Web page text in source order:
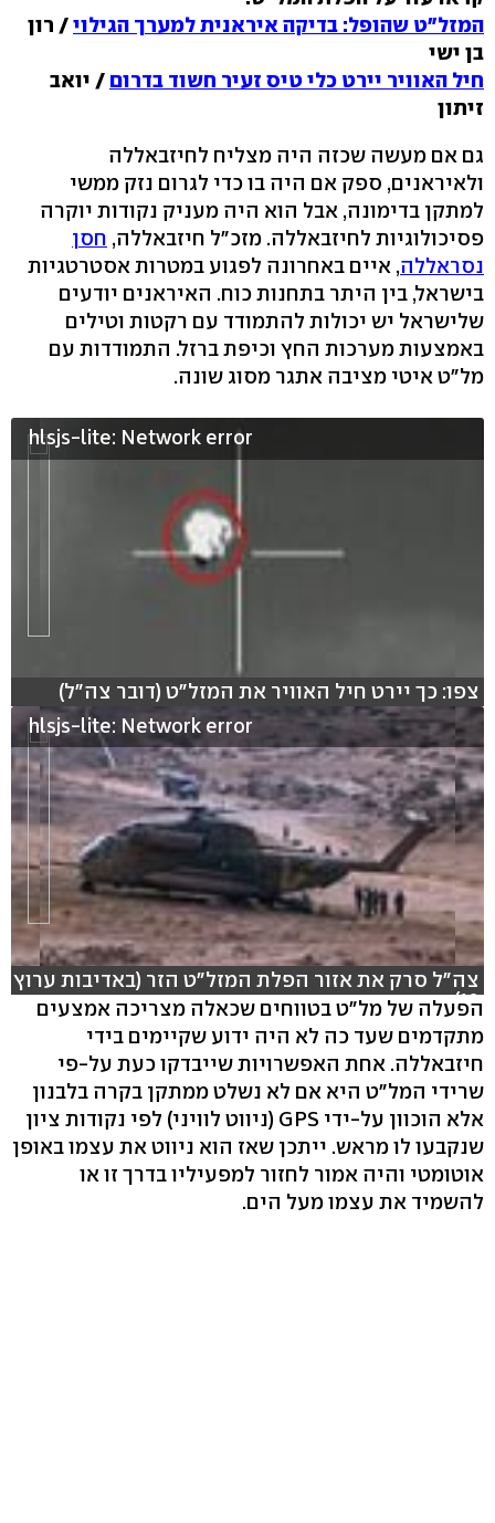
המזל"ט שהופל: בדיקה איראנית למערך הגילוי/ רון
בן ישי
חיל האוויר יירט כלי טיס זעיר חשוד בדרום / יואב
זיתון
גם אם מעשה שכזה היה מצליח לחיזבאללה
ולאיראנים, ספק אם היה בו כדי לגרום נזק ממשי
למתקן בדימונה, אבל הוא היה מעניק נקודות יוקרה
פסיכולוגיות לחיזבאללה. מזכ"ל חיזבאללה, חסן
נסראללה, איים באחרונה לפגוע במטרות אסטרטגיות
בישראל, בין היתר בתחנות כוח. האיראנים יודעים
שלישראל יש יכולות להתמודד עם רקטות וטילים
באמצעות מערכות החץ וכיפת ברזל. התמודדות עם
מל"ט איטי מציבה אתגר מסוג שונה.
hlsjs-lite: Network error
צפו: כך יירט חיל האוויר את המזל"ט (דובר צה"ל)
hlsjs-lite: Network error
צה"ל סרק את אזור הפלת המזל"ט הזר (באדיבות ערוץ
10)
הפעלה של מל"ט בטווחים שכאלה מצריכה אמצעים
מתקדמים שעד כה לא היה ידוע שקיימים בידי
חיזבאללה. אחת האפשרויות שייבדקו כעת על-פי
שרידי המל"ט היא אם לא נשלט ממתקן בקרה בלבנון
אלא הוכוון על-ידי GPS (ניווט לוויני) לפי נקודות ציון
שנקבעו לו מראש. ייתכן שאז הוא ניווט את עצמו באופן
אוטומטי והיה אמור לחזור למפעיליו בדרך זו או
להשמיד את עצמו מעל הים.